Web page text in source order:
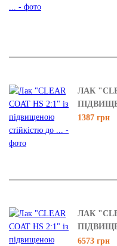
ЛАК
1387 грн
ЛАК
6573 грн